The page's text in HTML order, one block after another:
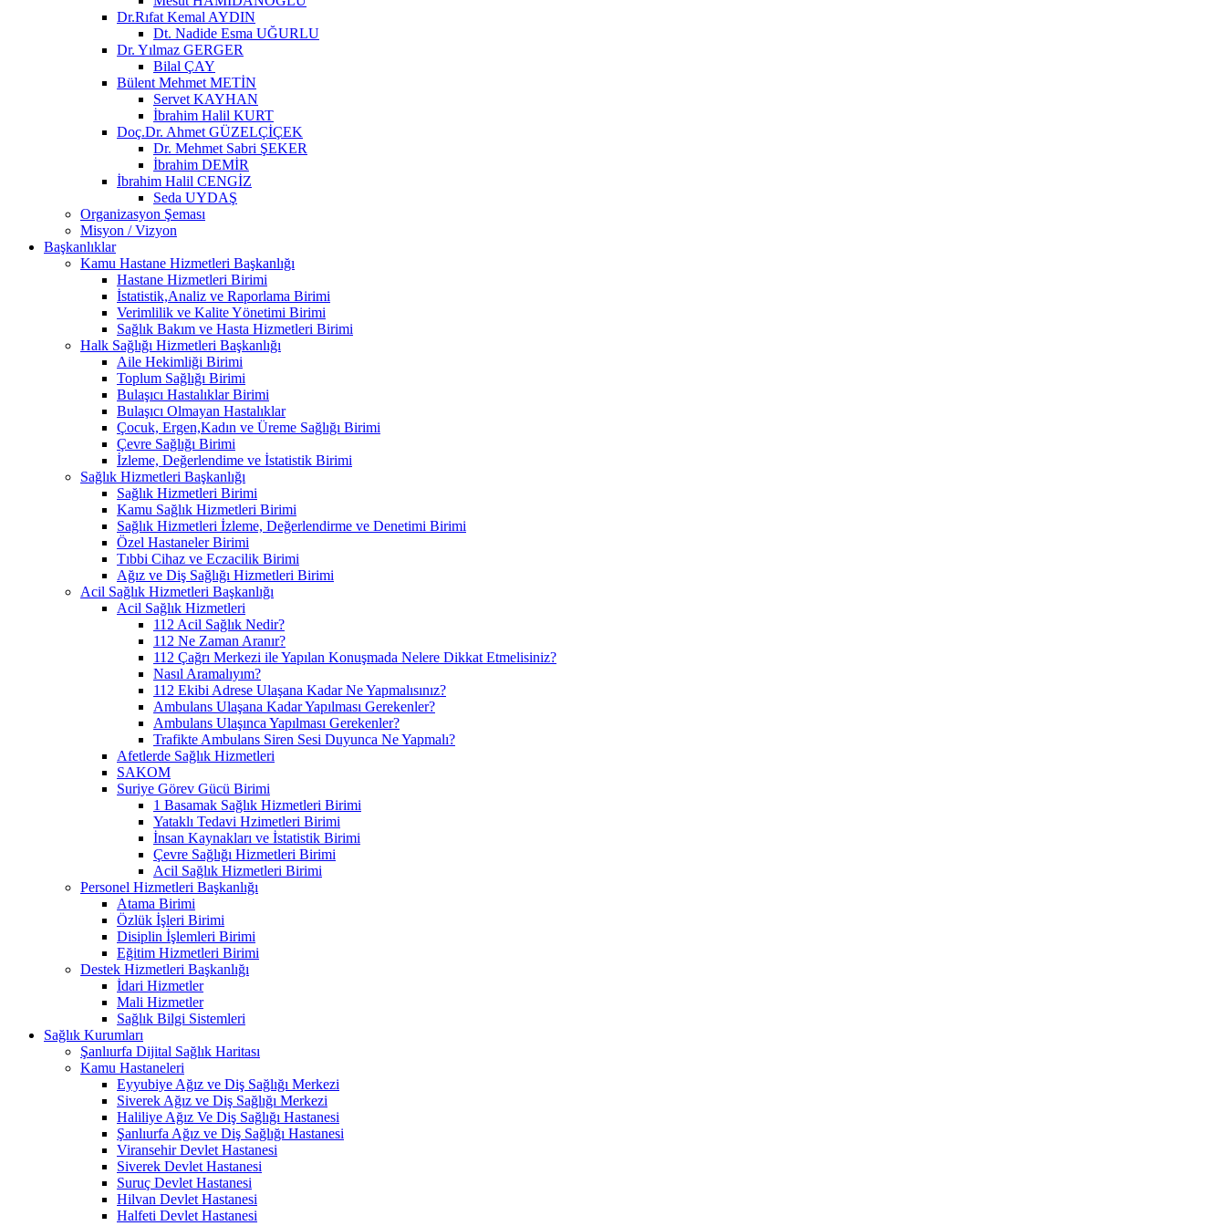
Dr.Rıfat Kemal AYDIN
Dt. Nadide Esma UĞURLU
Dr. Yılmaz GERGER
Bilal ÇAY
Bülent Mehmet METİN
Servet KAYHAN
İbrahim Halil KURT
Doç.Dr. Ahmet GÜZELÇİÇEK
Dr. Mehmet Sabri ŞEKER
İbrahim DEMİR
İbrahim Halil CENGİZ
Seda UYDAŞ
Organizasyon Şeması
Misyon / Vizyon
Başkanlıklar
Kamu Hastane Hizmetleri Başkanlığı
Hastane Hizmetleri Birimi
İstatistik,Analiz ve Raporlama Birimi
Verimlilik ve Kalite Yönetimi Birimi
Sağlık Bakım ve Hasta Hizmetleri Birimi
Halk Sağlığı Hizmetleri Başkanlığı
Aile Hekimliği Birimi
Toplum Sağlığı Birimi
Bulaşıcı Hastalıklar Birimi
Bulaşıcı Olmayan Hastalıklar
Çocuk, Ergen,Kadın ve Üreme Sağlığı Birimi
Çevre Sağlığı Birimi
İzleme, Değerlendime ve İstatistik Birimi
Sağlık Hizmetleri Başkanlığı
Sağlık Hizmetleri Birimi
Kamu Sağlık Hizmetleri Birimi
Sağlık Hizmetleri İzleme, Değerlendirme ve Denetimi Birimi
Özel Hastaneler Birimi
Tıbbi Cihaz ve Eczacilik Birimi
Ağız ve Diş Sağlığı Hizmetleri Birimi
Acil Sağlık Hizmetleri Başkanlığı
Acil Sağlık Hizmetleri
112 Acil Sağlık Nedir?
112 Ne Zaman Aranır?
112 Çağrı Merkezi ile Yapılan Konuşmada Nelere Dikkat Etmelisiniz?
Nasıl Aramalıyım?
112 Ekibi Adrese Ulaşana Kadar Ne Yapmalısınız?
Ambulans Ulaşana Kadar Yapılması Gerekenler?
Ambulans Ulaşınca Yapılması Gerekenler?
Trafikte Ambulans Siren Sesi Duyunca Ne Yapmalı?
Afetlerde Sağlık Hizmetleri
SAKOM
Suriye Görev Gücü Birimi
1 Basamak Sağlık Hizmetleri Birimi
Yataklı Tedavi Hzimetleri Birimi
İnsan Kaynakları ve İstatistik Birimi
Çevre Sağlığı Hizmetleri Birimi
Acil Sağlık Hizmetleri Birimi
Personel Hizmetleri Başkanlığı
Atama Birimi
Özlük İşleri Birimi
Disiplin İşlemleri Birimi
Eğitim Hizmetleri Birimi
Destek Hizmetleri Başkanlığı
İdari Hizmetler
Mali Hizmetler
Sağlık Bilgi Sistemleri
Sağlık Kurumları
Şanlıurfa Dijital Sağlık Haritası
Kamu Hastaneleri
Eyyubiye Ağız ve Diş Sağlığı Merkezi
Siverek Ağız ve Diş Sağlığı Merkezi
Haliliye Ağız Ve Diş Sağlığı Hastanesi
Şanlıurfa Ağız ve Diş Sağlığı Hastanesi
Viransehir Devlet Hastanesi
Siverek Devlet Hastanesi
Suruç Devlet Hastanesi
Hilvan Devlet Hastanesi
Halfeti Devlet Hastanesi